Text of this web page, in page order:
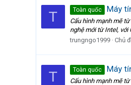
T Toàn quốc Máy
Cấu hình mạnh mẽ
nghệ mới từ Intel, với
trungngo1999 Chủ
T Toàn quốc Máy
Cấu hình mạnh mẽ